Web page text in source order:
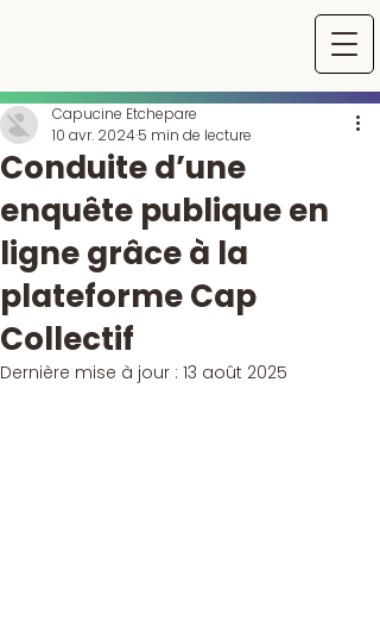
Conduite d’une
enquête publique en
ligne grâce à la
plateforme Cap
Collectif
Capucine Etchepare
10 avr. 20245 min de lecture
Dernière mise à jour : 13 août 2025